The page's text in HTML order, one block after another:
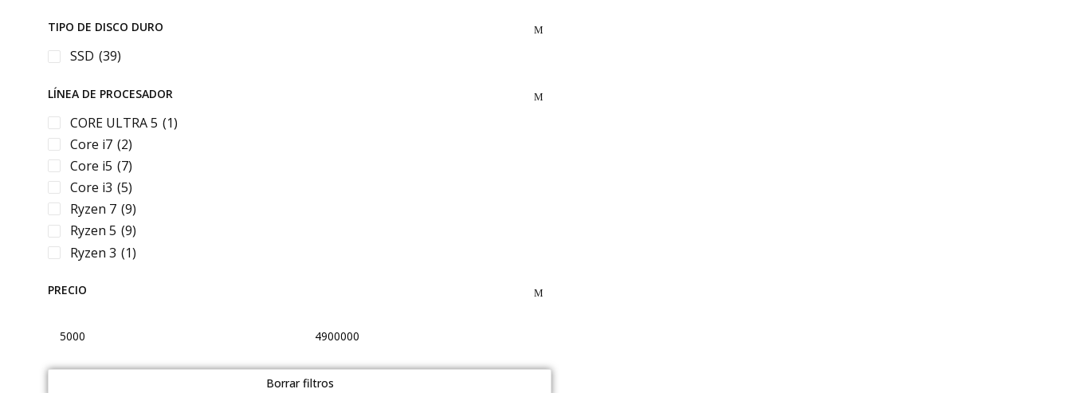
TIPO DE DISCO DURO
SSD (39)
LÍNEA DE PROCESADOR
CORE ULTRA 5 (1)
Core i7 (2)
Core i5 (7)
Core i3 (5)
Ryzen 7 (9)
Ryzen 5 (9)
Ryzen 3 (1)
PRECIO
Borrar filtros